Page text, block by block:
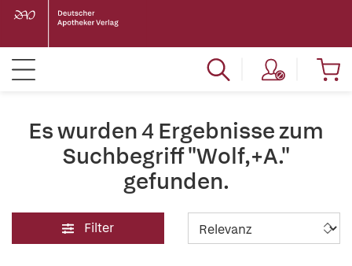
Es wurden 4 Ergebnisse zum
Suchbegriff "Wolf,+A."
gefunden.
Filter